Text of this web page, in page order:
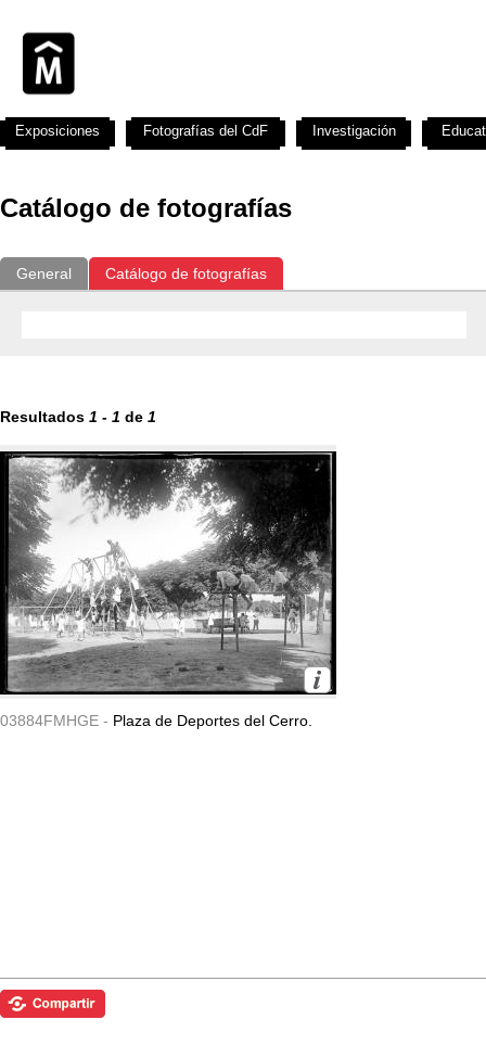
Catálogo de fotografías
General Catálogo de fotografías
Resultados 1 - 1 de 1
03884FMHGE - Plaza de Deportes del Cerro.
Exposiciones Fotografías del CdF Investigación